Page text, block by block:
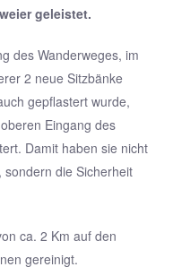
geleistet.
des Wanderweges, im
2 neue Sitzbänke
gepflastert wurde,
Eingang des
Damit haben sie nicht
die Sicherheit
ca. 2 Km auf den
gereinigt.